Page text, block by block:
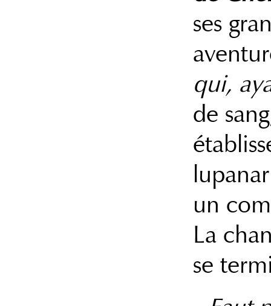
ses
qui,
de
un
La
se